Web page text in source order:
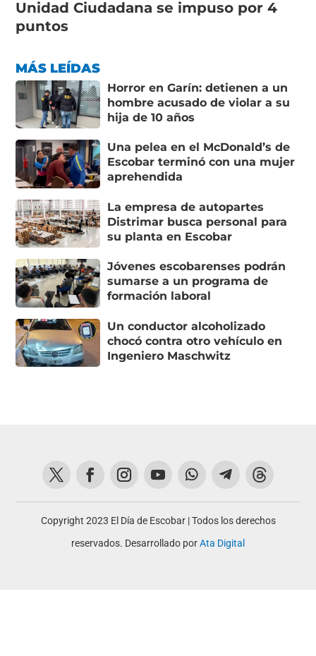
Unidad Ciudadana se impuso por 4
puntos
MÁS LEÍDAS
Horror en Garín: detienen a un
hombre acusado de violar a su
hija de 10 años
Una pelea en el McDonald’s de
Escobar terminó con una mujer
aprehendida
La empresa de autopartes
Distrimar busca personal para
su planta en Escobar
Jóvenes escobarenses podrán
sumarse a un programa de
formación laboral
Un conductor alcoholizado
chocó contra otro vehículo en
Ingeniero Maschwitz
Copyright 2023 El Día de Escobar | Todos los derechos
reservados. Desarrollado porAta Digital